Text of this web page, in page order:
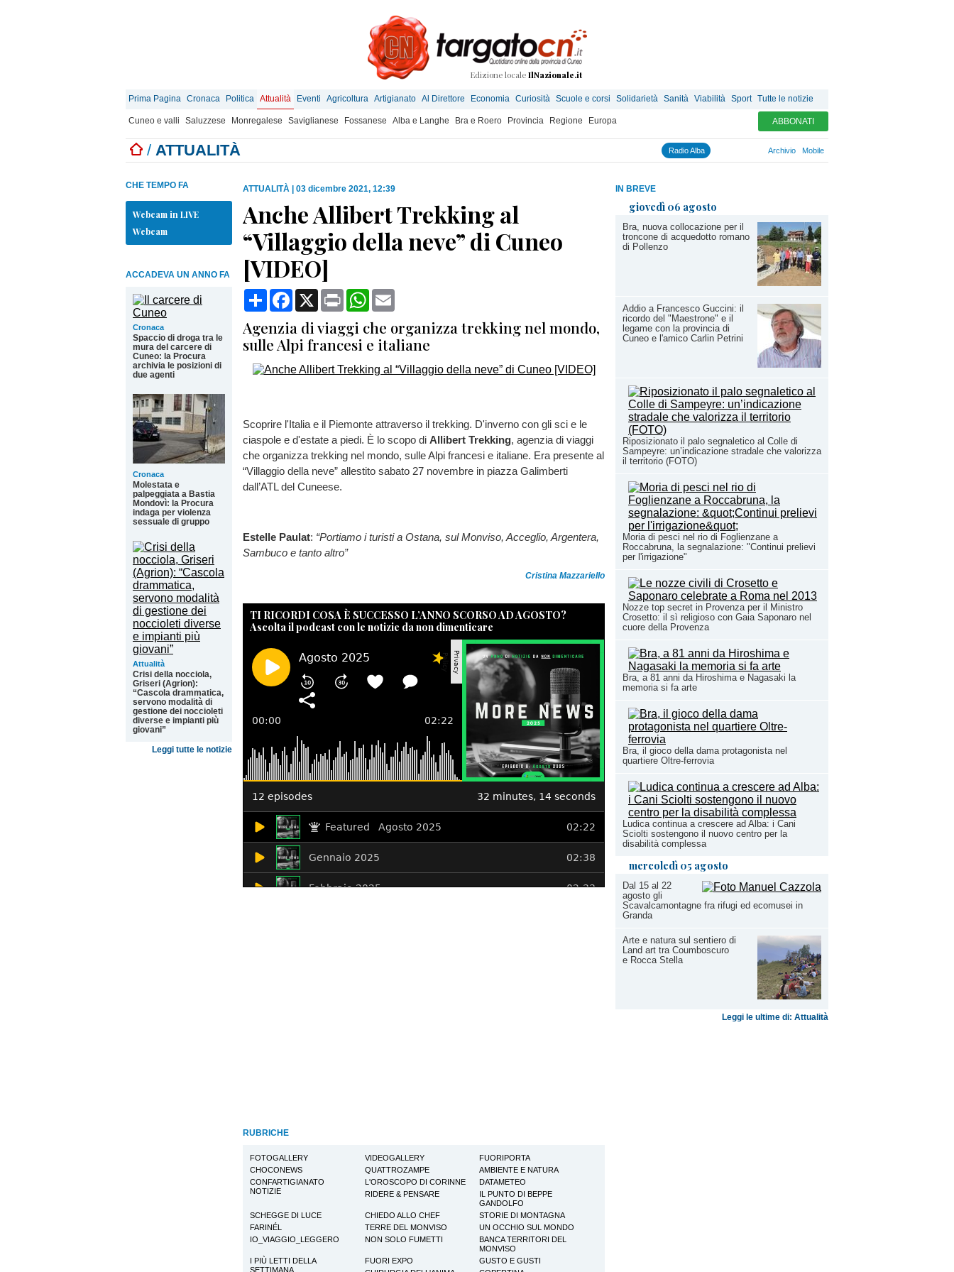
Edizione locale IlNazionale.it
Prima Pagina Cronaca Politica Attualità Eventi Agricoltura Artigianato Al Direttore Economia Curiosità Scuole e corsi Solidarietà Sanità Viabilità Sport Tutte le notizie
Cuneo e valli Saluzzese Monregalese Saviglianese Fossanese Alba e Langhe Bra e Roero Provincia Regione Europa ABBONATI
/ ATTUALITÀ Radio Alba Archivio Mobile
IN BREVE
giovedì 06 agosto
Bra, nuova collocazione per il
troncone di acquedotto romano
di Pollenzo
Addio a Francesco Guccini: il
ricordo del "Maestrone" e il
legame con la provincia di
Cuneo e l'amico Carlin Petrini
Riposizionato il palo segnaletico al Colle di
Sampeyre: un’indicazione stradale che valorizza
il territorio (FOTO)
Moria di pesci nel rio di Foglienzane a
Roccabruna, la segnalazione: "Continui prelievi
per l'irrigazione"
Nozze top secret in Provenza per il Ministro
Crosetto: il sì religioso con Gaia Saponaro nel
cuore della Provenza
Bra, a 81 anni da Hiroshima e Nagasaki la
memoria si fa arte
Bra, il gioco della dama protagonista nel
quartiere Oltre-ferrovia
Ludica continua a crescere ad Alba: i Cani
Sciolti sostengono il nuovo centro per la
disabilità complessa
mercoledì 05 agosto
Dal 15 al 22
agosto gli
Scavalcamontagne fra rifugi ed ecomusei in
Granda
Arte e natura sul sentiero di
Land art tra Coumboscuro
e Rocca Stella
Leggi le ultime di: Attualità
CHE TEMPO FA
Webcam in LIVE
Webcam
ACCADEVA UN ANNO FA
Cronaca
Spaccio di droga tra le
mura del carcere di
Cuneo: la Procura
archivia le posizioni di
due agenti
Cronaca
Molestata e
palpeggiata a Bastia
Mondovì: la Procura
indaga per violenza
sessuale di gruppo
Attualità
Crisi della nocciola,
Griseri (Agrion):
“Cascola drammatica,
servono modalità di
gestione dei noccioleti
diverse e impianti più
giovani”
Leggi tutte le notizie
ATTUALITÀ 03 dicembre 2021, 12:39
Anche Allibert Trekking al
“Villaggio della neve” di Cuneo
[VIDEO]
CondividiFacebook
X Print WhatsApp
Agenzia di viaggi che organizza trekking nel mondo,
sulle Alpi francesi e italiane
Scoprire l'Italia e il Piemonte attraverso il trekking. D'inverno con gli sci e le
ciaspole e d'estate a piedi. È lo scopo di Allibert Trekking, agenzia di viaggi
che organizza trekking nel mondo, sulle Alpi francesi e italiane. Era presente al
“Villaggio della neve” allestito sabato 27 novembre in piazza Galimberti
dall’ATL del Cuneese.
Estelle Paulat: “Portiamo i turisti a Ostana, sul Monviso, Acceglio, Argentera,
Sambuco e tanto altro”
Cristina Mazzariello
TI RICORDI COSA È SUCCESSO L’ANNO SCORSO AD AGOSTO?
Ascolta il podcast con le notizie da non dimenticare
RUBRICHE
FOTOGALLERY VIDEOGALLERY
FUORIPORTA
CHOCONEWS
QUATTROZAMPE
AMBIENTE E NATURA
CONFARTIGIANATO
NOTIZIE
L'OROSCOPO DI CORINNE
DATAMETEO
RIDERE & PENSARE
IL PUNTO DI BEPPE
GANDOLFO
SCHEGGE DI LUCE
CHIEDO ALLO CHEF
STORIE DI MONTAGNA
FARINÉL
TERRE DEL MONVISO
UN OCCHIO SUL MONDO
IO_VIAGGIO_LEGGERO
NON SOLO FUMETTI
BANCA TERRITORI DEL
MONVISO
I PIÙ LETTI DELLA
SETTIMANA
FUORI EXPO
GUSTO E GUSTI